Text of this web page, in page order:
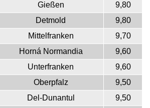
Gießen
9,80
Detmold
9,80
Mittelfranken
9,70
Horná Normandia
9,60
Unterfranken
9,60
Oberpfalz
9,50
Del-Dunantul
9,50